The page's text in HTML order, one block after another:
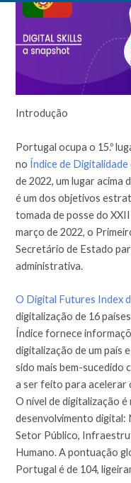
Introdução
Portugal ocupa o 15.º
no Índice de Digitalidade
de 2022, um lugar acima
é um dos objetivos
tomada de posse do
março de 2022, o
Secretário de Estado
administrativa.
O Digital Futures Index
digitalização de 16
Índice fornece
digitalização de um país
sido mais bem-sucedido
a ser feito para acelerar
O nível de digitalização
desenvolvimento digital:
Setor Público,
Humano. A pontuação
Portugal é de 104,